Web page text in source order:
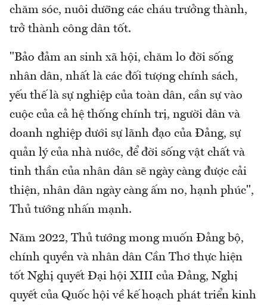
chăm sóc, nuôi dưỡng các cháu trưởng thành,
trở thành công dân tốt.
"Bảo đảm an sinh xã hội, chăm lo đời sống
nhân dân, nhất là các đối tượng chính sách,
yếu thế là sự nghiệp của toàn dân, cần sự vào
cuộc của cả hệ thống chính trị, người dân và
doanh nghiệp dưới sự lãnh đạo của Đảng, sự
quản lý của nhà nước, để đời sống vật chất và
tinh thần của nhân dân sẽ ngày càng được cải
thiện, nhân dân ngày càng ấm no, hạnh phúc",
Thủ tướng nhấn mạnh.
Năm 2022, Thủ tướng mong muốn Đảng bộ,
chính quyền và nhân dân Cần Thơ thực hiện
tốt Nghị quyết Đại hội XIII của Đảng, Nghị
quyết của Quốc hội về kế hoạch phát triển kinh